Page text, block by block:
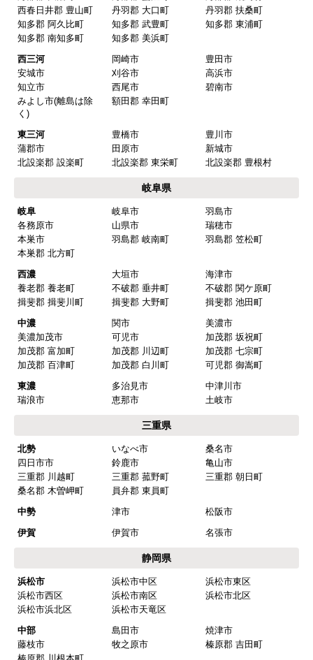
西春日井郡 豊山町
丹羽郡 大口町
丹羽郡 扶桑町
知多郡 阿久比町
知多郡 武豊町
知多郡 東浦町
知多郡 南知多町
知多郡 美浜町
西三河
岡崎市
豊田市
安城市
刈谷市
高浜市
知立市
西尾市
碧南市
みよし市(離島は除
く)
額田郡 幸田町
東三河 豊橋市
豊川市
蒲郡市
田原市
新城市
北設楽郡 設楽町
北設楽郡 東栄町 北設楽郡 豊根村
岐阜県
岐阜 岐阜市
羽島市
各務原市
山県市
瑞穂市
本巣市
羽島郡 岐南町
羽島郡 笠松町
本巣郡 北方町
西濃
大垣市
海津市
養老郡 養老町
不破郡 垂井町
不破郡 関ケ原町
揖斐郡 揖斐川町
揖斐郡 大野町
揖斐郡 池田町
中濃
関市
美濃市
美濃加茂市
可児市
加茂郡 坂祝町
加茂郡 富加町
加茂郡 川辺町
加茂郡 七宗町
加茂郡 百津町
加茂郡 白川町
可児郡 御嵩町
東濃
多治見市
中津川市
瑞浪市
恵那市 土岐市
三重県
北勢 いなべ市
桑名市
四日市市
鈴鹿市
亀山市
三重郡 川越町
三重郡 菰野町
三重郡 朝日町
桑名郡 木曽岬町
員弁郡 東員町
中勢
津市
松阪市
伊賀
伊賀市 名張市
静岡県
浜松市 浜松市中区
浜松市東区
浜松市西区
浜松市南区
浜松市北区
浜松市浜北区
浜松市天竜区
中部
島田市
焼津市
藤枝市
牧之原市
榛原郡 吉田町